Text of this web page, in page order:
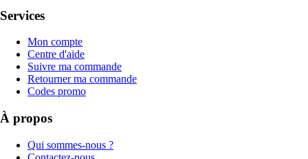
Services
Mon compte
Centre d'aide
Suivre ma commande
Retourner ma commande
Codes promo
À propos
Qui sommes-nous ?